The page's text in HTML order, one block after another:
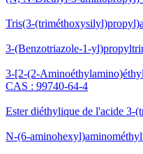
Tris(3-
3-(Benzotriazole-1-
3-[2-(2-
CAS : 99740-64-4
Ester diéthylique de l'acide 3-
N-(6-